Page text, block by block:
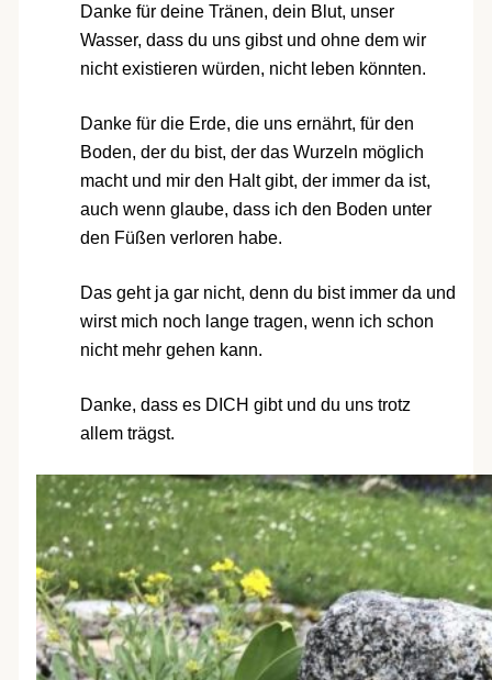
Danke für deine Tränen, dein Blut, unser
Wasser, dass du uns gibst und ohne dem wir
nicht existieren würden, nicht leben könnten.
Danke für die Erde, die uns ernährt, für den
Boden, der du bist, der das Wurzeln möglich
macht und mir den Halt gibt, der immer da ist,
auch wenn glaube, dass ich den Boden unter
den Füßen verloren habe.
Das geht ja gar nicht, denn du bist immer da und
wirst mich noch lange tragen, wenn ich schon
nicht mehr gehen kann.
Danke, dass es DICH gibt und du uns trotz
allem trägst.